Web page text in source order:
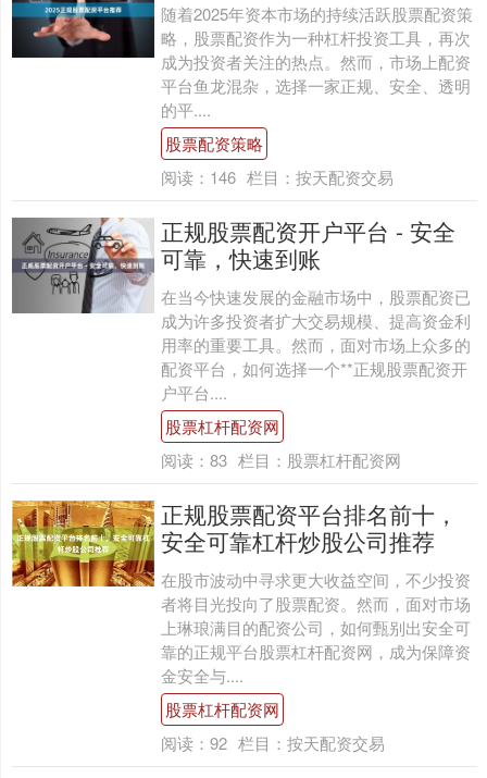
随着2025年资本市场的持续活跃股票配资策
略，股票配资作为一种杠杆投资工具，再次
成为投资者关注的热点。然而，市场上配资
平台鱼龙混杂，选择一家正规、安全、透明
的平....
股票配资策略
阅读： 146 栏目： 按天配资交易
正规股票配资开户平台 - 安全
可靠，快速到账
在当今快速发展的金融市场中，股票配资已
成为许多投资者扩大交易规模、提高资金利
用率的重要工具。然而，面对市场上众多的
配资平台，如何选择一个**正规股票配资开
户平台....
股票杠杆配资网
阅读： 83 栏目： 股票杠杆配资网
正规股票配资平台排名前十，
安全可靠杠杆炒股公司推荐
在股市波动中寻求更大收益空间，不少投资
者将目光投向了股票配资。然而，面对市场
上琳琅满目的配资公司，如何甄别出安全可
靠的正规平台股票杠杆配资网，成为保障资
金安全与....
股票杠杆配资网
阅读： 92 栏目： 按天配资交易